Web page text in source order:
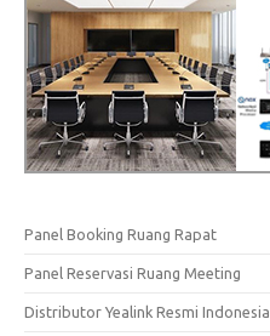
Panel Booking Ruang Rapat
Panel Reservasi Ruang Meeting
Distributor Yealink Resmi Indonesia